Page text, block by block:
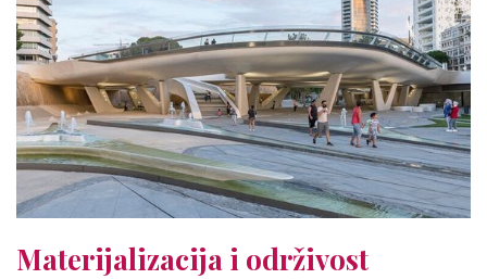
Materijalizacija i održivost